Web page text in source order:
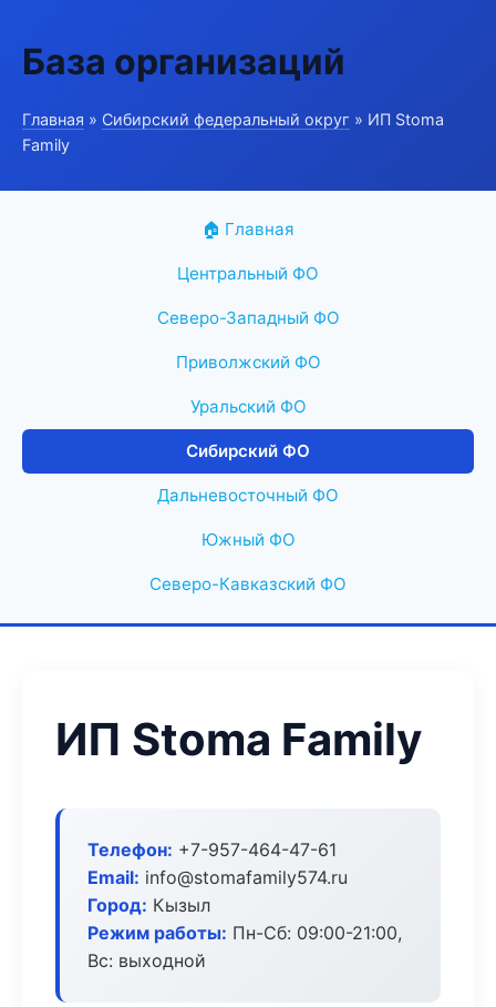
База организаций
Главная » Сибирский федеральный округ » ИП Stoma
Family
🏠 Главная
Центральный ФО
Северо-Западный ФО
Приволжский ФО
Уральский ФО
Сибирский ФО
Дальневосточный ФО
Южный ФО
Северо-Кавказский ФО
ИП Stoma Family
Телефон: +7-957-464-47-61
Email: info@stomafamily574.ru
Город: Кызыл
Режим работы: Пн-Сб: 09:00-21:00,
Вс: выходной